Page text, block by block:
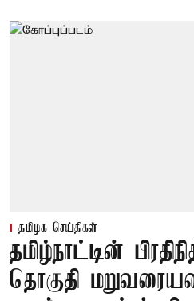
தமிழக செய்திகள்
தமிழ்நாட்டின்
தொகுதி